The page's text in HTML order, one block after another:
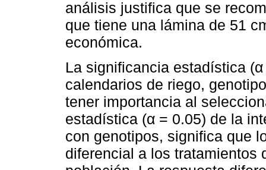
análisis justifica que se
que tiene una lámina de 51
económica.
La significancia estadística
calendarios de riego,
tener importancia al
estadística (α = 0.05) de la
con genotipos, significa que
diferencial a los tratamientos